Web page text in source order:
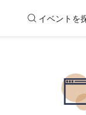
イベントを